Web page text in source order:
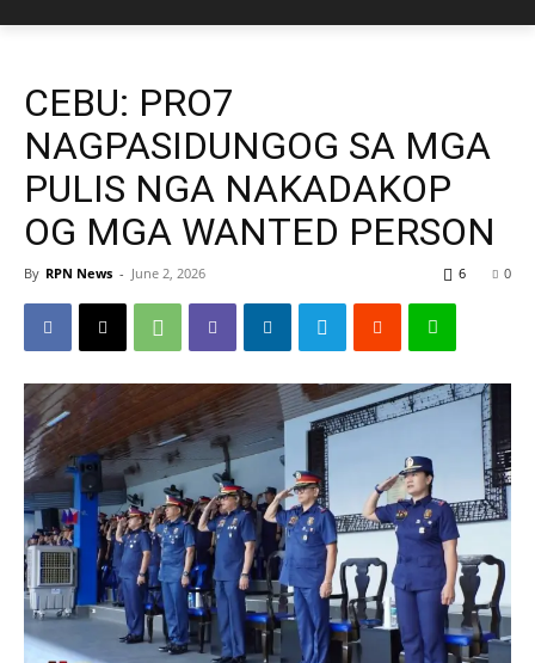
CEBU: PRO7
NAGPASIDUNGOG SA MGA
PULIS NGA NAKADAKOP
OG MGA WANTED PERSON
By RPN News - June 2, 2026 0
6